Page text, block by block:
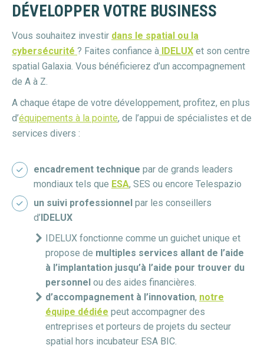
DÉVELOPPER VOTRE BUSINESS
Vous souhaitez investir dans le spatial ou la
cybersécurité ? Faites confiance à IDELUX et son centre
spatial Galaxia. Vous bénéficierez d’un accompagnement
de A à Z.
A chaque étape de votre développement, profitez, en plus
d’équipements à la pointe, de l’appui de spécialistes et de
services divers :
encadrement technique par de grands leaders
mondiaux tels que ESA, SES ou encore Telespazio
un suivi professionnel par les conseillers
d’IDELUX
IDELUX fonctionne comme un guichet unique et
propose de multiples services allant de l’aide
à l’implantation jusqu’à l’aide pour trouver du
personnel ou des aides financières.
d’accompagnement à l’innovation, notre
équipe dédiée peut accompagner des
entreprises et porteurs de projets du secteur
spatial hors incubateur ESA BIC.